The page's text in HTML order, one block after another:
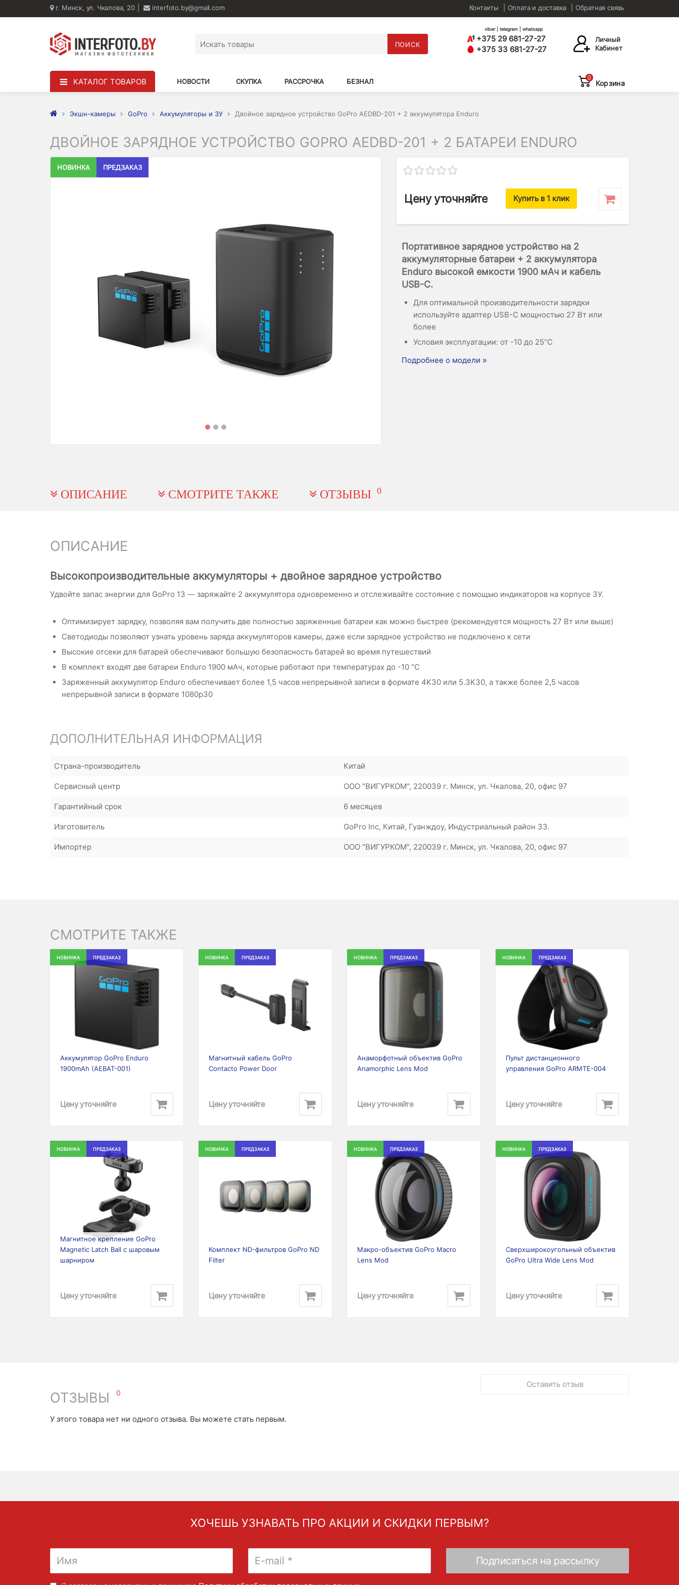
г. Минск, ул. Чкалова, 20 interfoto.by@gmail.com Контакты Оплата и доставка Обратная связь
ПОИСК
viber | telegram | whatsapp
+375 29 681-27-27
+375 33 681-27-27
Личный
Кабинет
КАТАЛОГ ТОВАРОВ НОВОСТИ СКУПКА РАССРОЧКА БЕЗНАЛ 0
Корзина
Экшн-камеры GoPro Аккумуляторы и ЗУ Двойное зарядное устройство GoPro AEDBD-201 + 2 аккумулятора Enduro
ДВОЙНОЕ ЗАРЯДНОЕ УСТРОЙСТВО GOPRO AEDBD-201 + 2 БАТАРЕИ ENDURO
НОВИНКА ПРЕДЗАКАЗ
Цену уточняйте Купить в 1 клик
Портативное зарядное устройство на 2
аккумуляторные батареи + 2 аккумулятора
Enduro высокой емкости 1900 мАч и кабель
USB-C.
Для оптимальной производительности зарядки
используйте адаптер USB-C мощностью 27 Вт или
более
Условия эксплуатации: от -10 до 25°C
Подробнее о модели »
ОПИСАНИЕ СМОТРИТЕ ТАКЖЕ ОТЗЫВЫ 0
ОПИСАНИЕ
Высокопроизводительные аккумуляторы + двойное зарядное устройство
Удвойте запас энергии для GoPro 13 — заряжайте 2 аккумулятора одновременно и отслеживайте состояние с помощью индикаторов на корпусе ЗУ.
Оптимизирует зарядку, позволяя вам получить две полностью заряженные батареи как можно быстрее (рекомендуется мощность 27 Вт или выше)
Светодиоды позволяют узнать уровень заряда аккумуляторов камеры, даже если зарядное устройство не подключено к сети
Высокие отсеки для батарей обеспечивают большую безопасность батарей во время путешествий
В комплект входят две батареи Enduro 1900 мАч, которые работают при температурах до -10 °C
Заряженный аккумулятор Enduro обеспечивает более 1,5 часов непрерывной записи в формате 4K30 или 5.3K30, а также более 2,5 часов
непрерывной записи в формате 1080p30
ДОПОЛНИТЕЛЬНАЯ ИНФОРМАЦИЯ
Страна-производитель Китай
Сервисный центр ООО "ВИГУРКОМ", 220039 г. Минск, ул. Чкалова, 20, офис 97
Гарантийный срок 6 месяцев
Изготовитель GoPro Inc, Китай, Гуанждоу, Индустриальный район 33.
Импортер ООО "ВИГУРКОМ", 220039 г. Минск, ул. Чкалова, 20, офис 97
СМОТРИТЕ ТАКЖЕ
НОВИНКА ПРЕДЗАКАЗ
Аккумулятор GoPro Enduro
1900mAh (AEBAT-001)
Цену уточняйте
НОВИНКА ПРЕДЗАКАЗ
Магнитный кабель GoPro
Contacto Power Door
Цену уточняйте
НОВИНКА ПРЕДЗАКАЗ
Анаморфотный объектив GoPro
Anamorphic Lens Mod
Цену уточняйте
НОВИНКА ПРЕДЗАКАЗ
Previous
Пульт дистанционного
управления GoPro ARMTE-004
Цену уточняйте
НОВИНКА ПРЕДЗАКАЗ
Магнитное крепление GoPro
Magnetic Latch Ball с шаровым
шарниром
Цену уточняйте
НОВИНКА ПРЕДЗАКАЗ
Previous
Комплект ND-фильтров GoPro ND
Filter
Цену уточняйте
НОВИНКА ПРЕДЗАКАЗ
Previous
Макро-объектив GoPro Macro
Lens Mod
Цену уточняйте
НОВИНКА ПРЕДЗАКАЗ
Previous
Сверхширокоугольный объектив
GoPro Ultra Wide Lens Mod
Цену уточняйте
ОТЗЫВЫ 0
Оставить отзыв
У этого товара нет ни одного отзыва. Вы можете стать первым.
ХОЧЕШЬ УЗНАВАТЬ ПРО АКЦИИ И СКИДКИ ПЕРВЫМ?